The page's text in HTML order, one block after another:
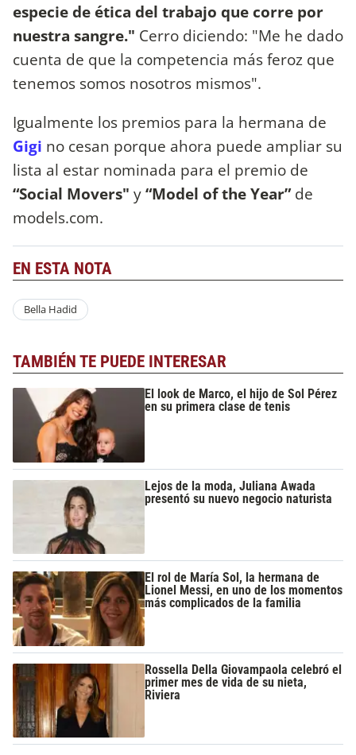
especie de ética del trabajo que corre por
nuestra sangre." Cerro diciendo: "Me he dado
cuenta de que la competencia más feroz que
tenemos somos nosotros mismos".
Igualmente los premios para la hermana de
Gigi no cesan porque ahora puede ampliar su
lista al estar nominada para el premio de
“Social Movers" y“Model of the Year”de
models.com.
EN ESTA NOTA
Bella Hadid
TAMBIÉN TE PUEDE INTERESAR
El look de Marco, el hijo de Sol Pérez
en su primera clase de tenis
Lejos de la moda, Juliana Awada
presentó su nuevo negocio naturista
El rol de María Sol, la hermana de
Lionel Messi, en uno de los momentos
más complicados de la familia
Rossella Della Giovampaola celebró el
primer mes de vida de su nieta,
Riviera